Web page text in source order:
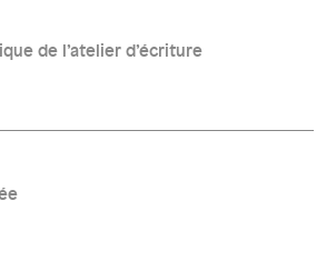
de l’atelier d’écriture